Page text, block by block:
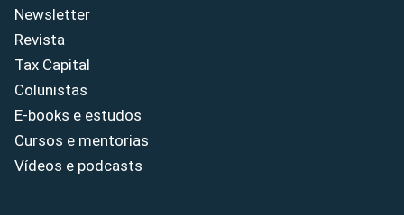
Newsletter
Revista
Tax Capital
Colunistas
E-books e estudos
Cursos e mentorias
Vídeos e podcasts